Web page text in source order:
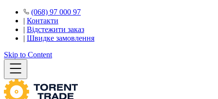
(068) 97 000 97
| Контакти
| Відстежити заказ
| Швидке замовлення
Skip to Content